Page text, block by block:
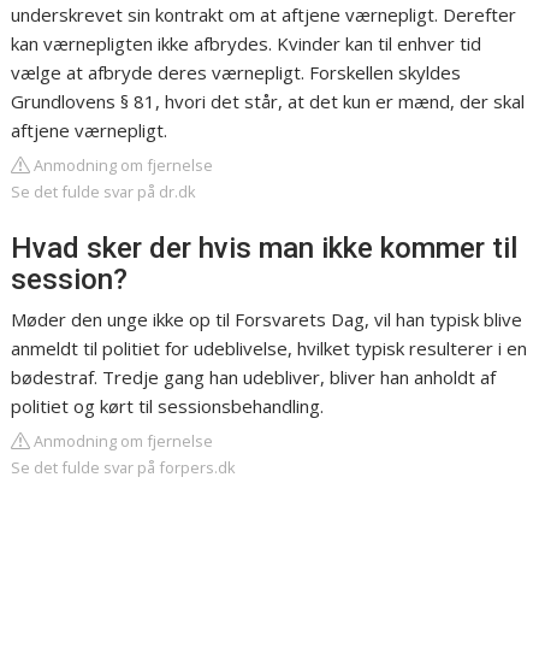
underskrevet sin kontrakt om at aftjene værnepligt. Derefter
kan værnepligten ikke afbrydes. Kvinder kan til enhver tid
vælge at afbryde deres værnepligt. Forskellen skyldes
Grundlovens § 81, hvori det står, at det kun er mænd, der skal
aftjene værnepligt.
Anmodning om fjernelse
Se det fulde svar på dr.dk
Hvad sker der hvis man ikke kommer til
session?
Møder den unge ikke op til Forsvarets Dag, vil han typisk blive
anmeldt til politiet for udeblivelse, hvilket typisk resulterer i en
bødestraf. Tredje gang han udebliver, bliver han anholdt af
politiet og kørt til sessionsbehandling.
Anmodning om fjernelse
Se det fulde svar på forpers.dk